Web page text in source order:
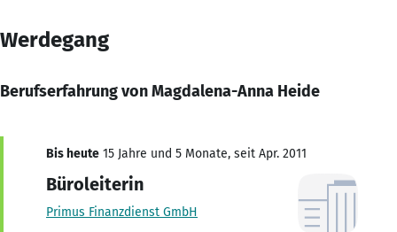
Werdegang
Berufserfahrung von Magdalena-Anna Heide
Bis heute 15 Jahre und 5 Monate, seit Apr. 2011
Büroleiterin
Primus Finanzdienst GmbH